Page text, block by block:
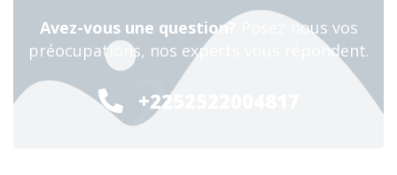
Avez-vous une question?
Posez-nous vos
préocupations, nos experts vous répondent.
+2252522004817
24/7